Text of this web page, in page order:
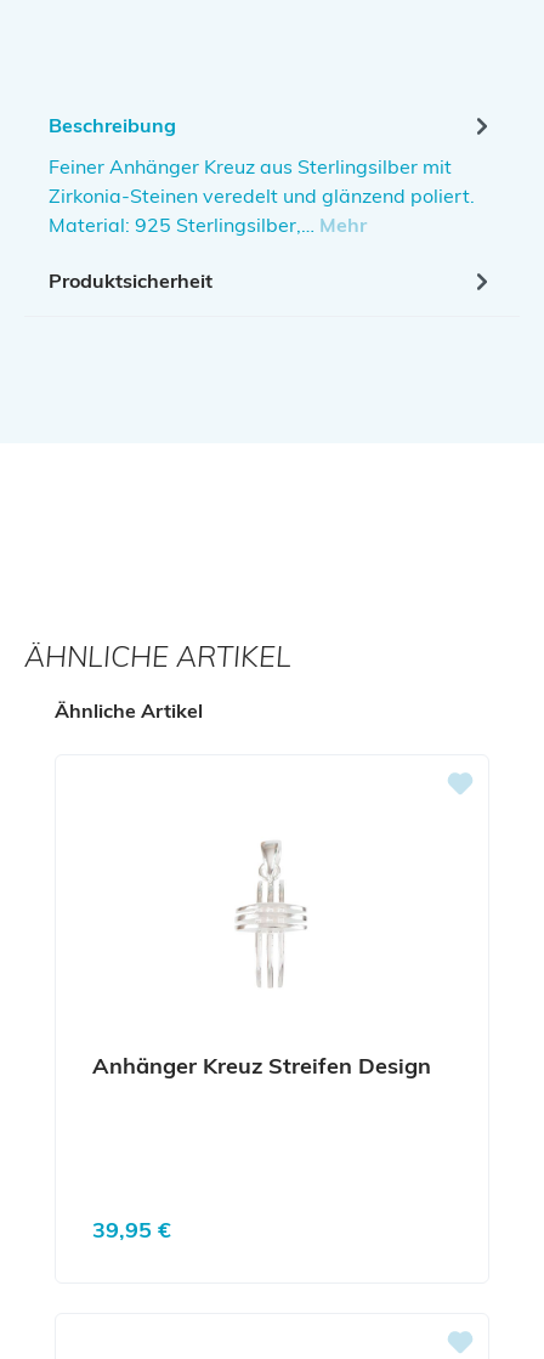
Beschreibung
Feiner Anhänger Kreuz aus Sterlingsilber mit
Zirkonia-Steinen veredelt und glänzend poliert.
Material: 925 Sterlingsilber,… Mehr
Produktsicherheit
ÄHNLICHE ARTIKEL
Produktgalerie überspringen
Ähnliche Artikel
Anhänger Kreuz Streifen Design
Regulärer Preis:
39,95 €